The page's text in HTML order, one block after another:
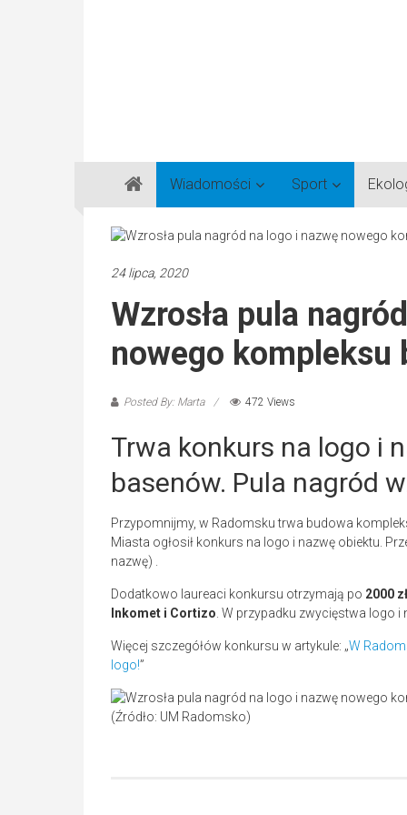
Gazeta
Regionalna
Częstochowa,
Lubliniec,
Wiadomości Sport
24 lipca, 2020
Wzrosła pula
nowego kompleksu
Posted By: Marta 472 Views
Trwa konkurs na logo i
basenów. Pula nagród
Przypomnijmy, w Radomsku trwa budowa
Miasta ogłosił konkurs na logo i nazwę obiektu.
nazwę) .
Dodatkowo laureaci konkursu otrzymają po 2000
Inkomet i Cortizo. W przypadku zwycięstwa logo
Więcej szczegółów konkursu w artykule: „W
logo!”
(Źródło: UM Radomsko)